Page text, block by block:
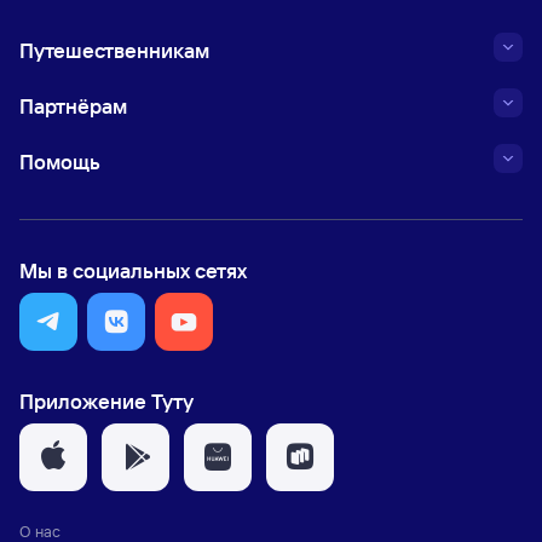
Путешественникам
Партнёрам
Помощь
Мы в социальных сетях
Приложение Туту
О нас